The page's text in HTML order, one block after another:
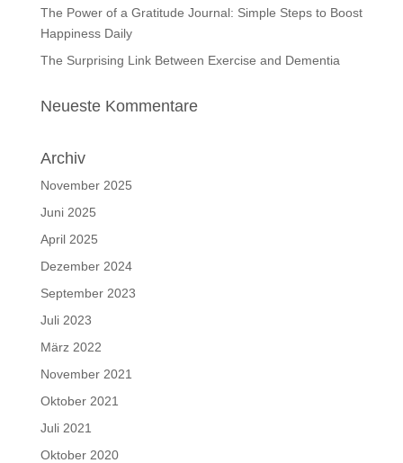
The Power of a Gratitude Journal: Simple Steps to Boost
Happiness Daily
The Surprising Link Between Exercise and Dementia
Neueste Kommentare
Archiv
November 2025
Juni 2025
April 2025
Dezember 2024
September 2023
Juli 2023
März 2022
November 2021
Oktober 2021
Juli 2021
Oktober 2020